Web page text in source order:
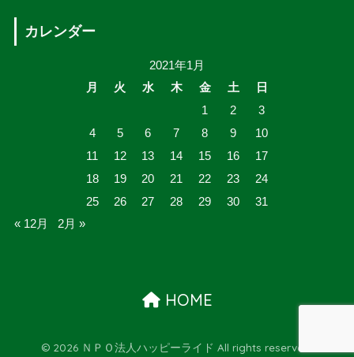
カレンダー
2021年1月
月
火 水 木 金 土
日
1
2
3
4
5 6 7 8 9
10
11
12 13 14 15 16
17
18
19 20 21 22 23
24
25
26 27 28 29 30
31
« 12月
2月 »
HOME
© 2026 ＮＰＯ法人ハッピーライド All rights reserved.